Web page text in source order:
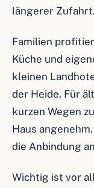
längerer Zufahrt.
Familien
Küche und
kleinen
der Heide. Für
kurzen Wegen
Haus
die Anbindung
Wichtig ist vor